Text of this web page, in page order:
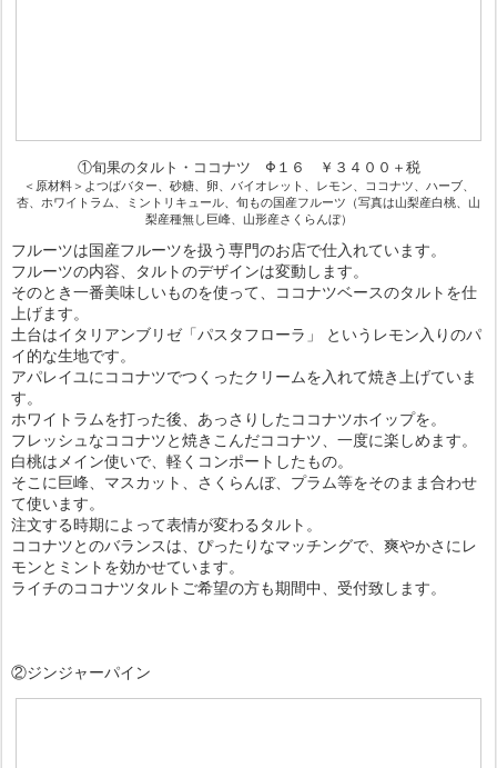
①旬果のタルト・ココナツ Φ１６ ￥３４００＋税
＜原材料＞よつばバター、砂糖、卵、バイオレット、レモン、ココナツ、ハーブ、
杏、ホワイトラム、ミントリキュール、旬もの国産フルーツ（写真は山梨産白桃、山
梨産種無し巨峰、山形産さくらんぼ）
フルーツは国産フルーツを扱う専門のお店で仕入れています。
フルーツの内容、タルトのデザインは変動します。
そのとき一番美味しいものを使って、ココナツベースのタルトを仕
上げます。
土台はイタリアンブリゼ「パスタフローラ」 というレモン入りのパ
イ的な生地です。
アパレイユにココナツでつくったクリームを入れて焼き上げていま
す。
ホワイトラムを打った後、あっさりしたココナツホイップを。
フレッシュなココナツと焼きこんだココナツ、一度に楽しめます。
白桃はメイン使いで、軽くコンポートしたもの。
そこに巨峰、マスカット、さくらんぼ、プラム等をそのまま合わせ
て使います。
注文する時期によって表情が変わるタルト。
ココナツとのバランスは、ぴったりなマッチングで、爽やかさにレ
モンとミントを効かせています。
ライチのココナツタルトご希望の方も期間中、受付致します。
②ジンジャーパイン